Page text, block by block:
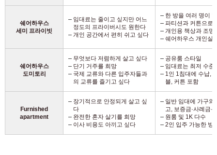
쉐어하우스
세미 프라이빗
임대료는 줄이고 싶지만 어느
정도의 프라이버시도 원한다
개인 공간에서 편히 쉬고 싶다
한 방을 여러 명이
파티션과 커튼으로
개인용 책상과 조명
쉐어하우스 개인실
쉐어하우스
도미토리
무엇보다 저렴하게 살고 싶다
단기 거주를 희망
국제 교류와 다른 입주자들과
의 교류를 즐기고 싶다
공유룸 스타일
임대료는 최저 수준
1인 1침대에 수납,
블, 커튼 포함
Furnished
apartment
장기적으로 안정되게 살고 싶
다
완전한 혼자 살기를 희망
이사 비용도 아끼고 싶다
일반 임대에 가구와
고, 보증금·사례금·
원룸 및 1K 다수
2인 입주 가능한 방